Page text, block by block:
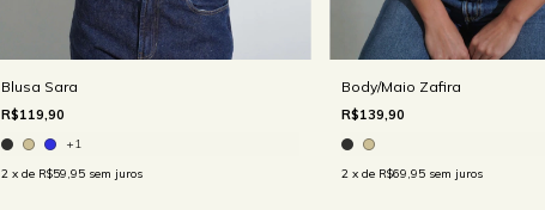
Blusa Sara
R$119,90
+1
2 x de R$59,95 sem juros
Body/Maio Zafira
R$139,90
2 x de R$69,95 sem juros